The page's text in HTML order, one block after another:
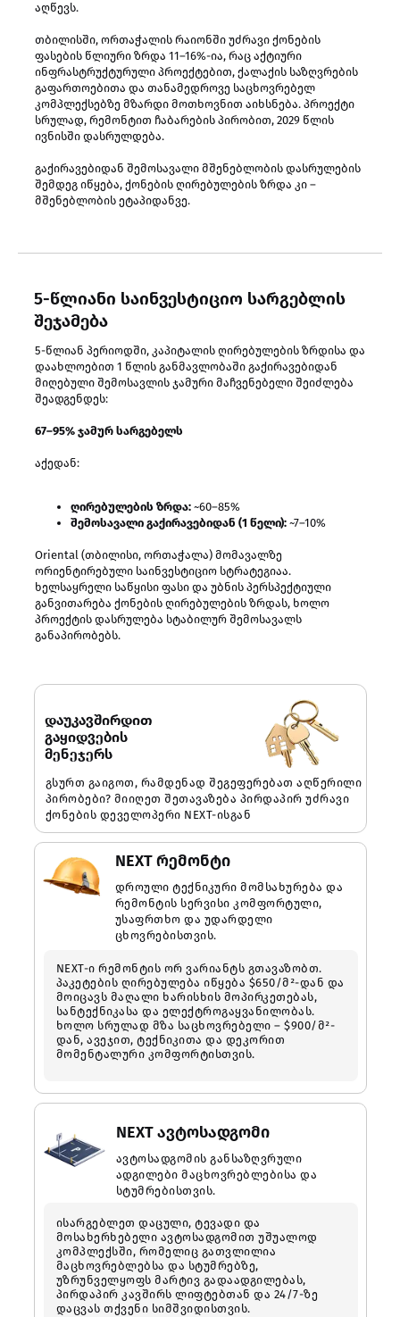
აღწევს.
თბილისში, ორთაჭალის რაიონში უძრავი ქონების
ფასების წლიური ზრდა 11–16%-ია, რაც აქტიური
ინფრასტრუქტურული პროექტებით, ქალაქის საზღვრების
გაფართოებითა და თანამედროვე საცხოვრებელ
კომპლექსებზე მზარდი მოთხოვნით აიხსნება. პროექტი
სრულად, რემონტით ჩაბარების პირობით, 2029 წლის
ივნისში დასრულდება.
გაქირავებიდან შემოსავალი მშენებლობის დასრულების
შემდეგ იწყება, ქონების ღირებულების ზრდა კი –
მშენებლობის ეტაპიდანვე.
5-წლიანი საინვესტიციო სარგებლის
შეჯამება
5-წლიან პერიოდში, კაპიტალის ღირებულების ზრდისა და
დაახლოებით 1 წლის განმავლობაში გაქირავებიდან
მიღებული შემოსავლის ჯამური მაჩვენებელი შეიძლება
შეადგენდეს:
67–95% ჯამურ სარგებელს
აქედან:
ღირებულების ზრდა:~60–85%
შემოსავალი გაქირავებიდან (1 წელი):~7–10%
Oriental (თბილისი, ორთაჭალა) მომავალზე
ორიენტირებული საინვესტიციო სტრატეგიაა.
ხელსაყრელი საწყისი ფასი და უბნის პერსპექტიული
განვითარება ქონების ღირებულების ზრდას, ხოლო
პროექტის დასრულება სტაბილურ შემოსავალს
განაპირობებს.
დაუკავშირდით
გაყიდვების
მენეჯერს
გსურთ გაიგოთ, რამდენად შეგეფერებათ აღწერილი
პირობები? მიიღეთ შეთავაზება პირდაპირ უძრავი
ქონების დეველოპერი NEXT-ისგან
NEXT რემონტი
NEXT-ი რემონტის ორ ვარიანტს გთავაზობთ.
პაკეტების ღირებულება იწყება $650/მ²-დან და
მოიცავს მაღალი ხარისხის მოპირკეთებას,
სანტექნიკასა და ელექტროგაყვანილობას.
ხოლო სრულად მზა საცხოვრებელი – $900/მ²-
დან, ავეჯით, ტექნიკითა და დეკორით
მომენტალური კომფორტისთვის.
დროული ტექნიკური მომსახურება და
რემონტის სერვისი კომფორტული,
უსაფრთხო და უდარდელი
ცხოვრებისთვის.
NEXT ავტოსადგომი
ისარგებლეთ დაცული, ტევადი და
მოსახერხებელი ავტოსადგომით უშუალოდ
კომპლექსში, რომელიც გათვლილია
მაცხოვრებლებსა და სტუმრებზე,
უზრუნველყოფს მარტივ გადაადგილებას,
პირდაპირ კავშირს ლიფტებთან და 24/7-ზე
დაცვას თქვენი სიმშვიდისთვის.
ავტოსადგომის განსაზღვრული
ადგილები მაცხოვრებლებისა და
სტუმრებისთვის.